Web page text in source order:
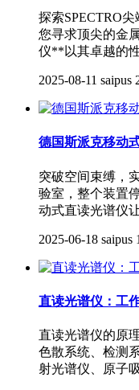
探索SPECTRO
您寻求顶尖的金
仪**以其卓越的
2025-08-11 saipus
德国斯派克移动
突破空间束缚，
验室，整个装置
动式直读光谱仪
2025-06-18 saipus
直读光谱仪：工
直读光谱仪的原
色散系统、检测
射光谱仪、原子